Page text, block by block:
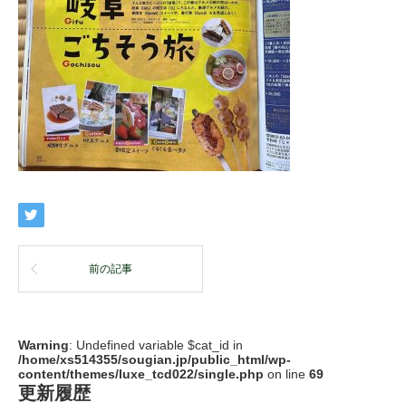
前の記事
Warning: Undefined variable $cat_id in
/home/xs514355/sougian.jp/public_html/wp-
content/themes/luxe_tcd022/single.php on line 69
更新履歴